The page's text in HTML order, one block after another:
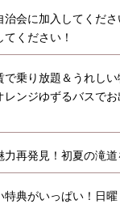
治会に加入してくだ
てください！
で乗り放題＆うれしい
レンジゆずるバスでお
力再発見！初夏の滝道
特典がいっぱい！日